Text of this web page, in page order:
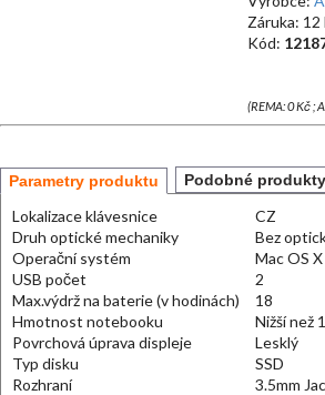
Záruka: 12
Kód:
(REMA: 0 Kč ;
Parametry produktu Podobné produkty
Lokalizace klávesnice
CZ
Druh optické mechaniky
Bez
Operační systém
Mac OS X
USB počet
2
Max.výdrž na baterie (v hodinách)
18
Hmotnost notebooku
Nižší než
Povrchová úprava displeje
Lesklý
Typ disku
SSD
Rozhraní
3.5mm